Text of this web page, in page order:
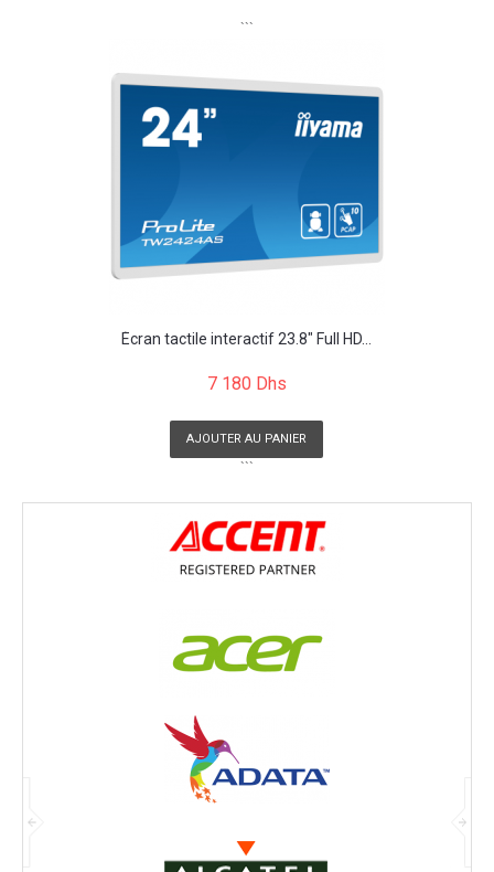
```
Écran tactile interactif 23.8" Full HD...
7 180 Dhs
AJOUTER AU PANIER
```